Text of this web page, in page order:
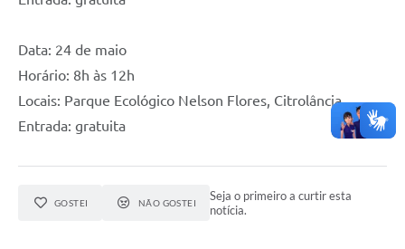
Data: 24 de maio
Horário: 8h às 12h
Locais: Parque Ecológico Nelson Flores, Citrolância
Entrada: gratuita
GOSTEI NÃO GOSTEI
Seja o primeiro a curtir esta
notícia.